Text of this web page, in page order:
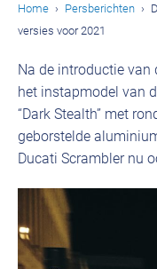
Home Persberichten
versies voor 2021
Na de introductie van
het instapmodel van
“Dark Stealth” met
geborstelde
Ducati Scrambler nu